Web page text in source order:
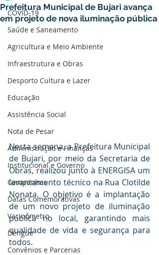
COVID-19
Saúde e Saneamento
Agricultura e Meio Ambiente
Infraestrutura e Obras
Desporto Cultura e Lazer
Educação
Assistência Social
Nota de Pesar
Administração e Finanças
Institucional e Governo
Campanhas
Datas Comemorativas
Vacinômetro
Dengue
Convênios e Parcerias
Prefeitura Municipal de Bujari avança
em projeto de nova iluminação pública
Nesta semana, a Prefeitura Municipal
de Bujari, por meio da Secretaria de
Obras, realizou junto à ENERGISA um
levantamento técnico na Rua Clotilde
Nonata. O objetivo é a implantação
de um novo projeto de iluminação
pública no local, garantindo mais
qualidade de vida e segurança para
todos.